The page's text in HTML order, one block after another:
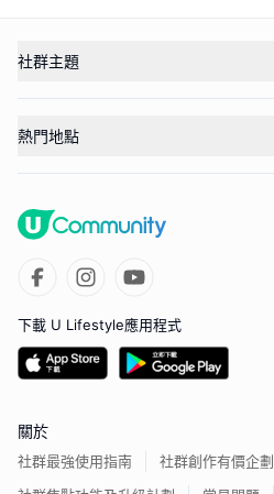
社群主題
熱門地點
下載 U Lifestyle應用程式
關於
社群最強使用指南
社群創作有價企劃